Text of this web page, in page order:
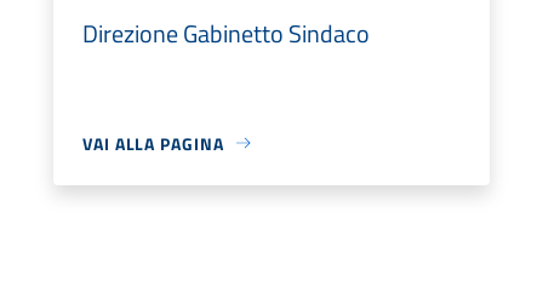
Direzione Gabinetto Sindaco
VAI ALLA PAGINA